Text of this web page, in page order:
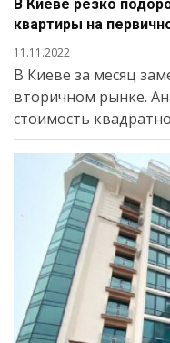
В Киеве резко
квартиры на
11.11.2022
В Киеве за месяц
вторичном рынке.
стоимость